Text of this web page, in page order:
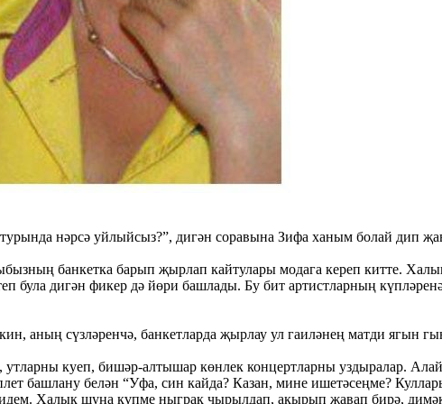
нәрсә уйлыйсыз?”, дигән соравына Зифа ханым болай дип
банкетка барып җырлап кайтулары модага кереп китте.
була дигән фикер дә йөри башлады. Бу бит артистларның
аның сүзләренчә, банкетларда җырлау ул гаиләнең матди ягын
утларны куеп, бишәр-алтышар көнлек концертларны уздыралар.
башлану белән “Уфа, син кайда? Казан, мине ишетәсеңме?
Халык шуңа күпме ныграк чырылдап, акырып җавап бирә,